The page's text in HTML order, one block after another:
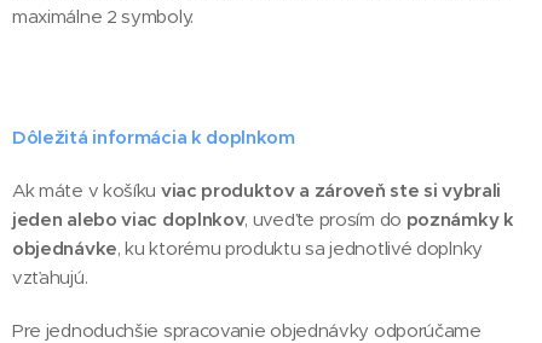
maximálne 2 symboly.
Dôležitá informácia k doplnkom
Ak máte v košíku viac produktov a zároveň ste si vybrali
jeden alebo viac doplnkov, uveďte prosím do poznámky k
objednávke, ku ktorému produktu sa jednotlivé doplnky
vzťahujú.
Pre jednoduchšie spracovanie objednávky odporúčame